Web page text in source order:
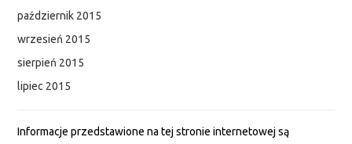
październik 2015
wrzesień 2015
sierpień 2015
lipiec 2015
Informacje przedstawione na tej stronie internetowej są